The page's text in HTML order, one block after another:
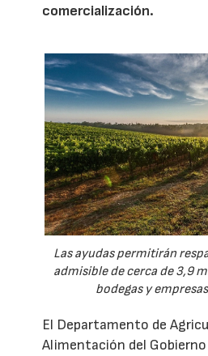
comercialización.
Las ayudas permitirán
admisible de cerca de 3,9
bodegas y
El Departamento de
Alimentación del